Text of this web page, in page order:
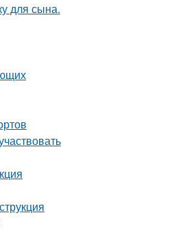
для сына.